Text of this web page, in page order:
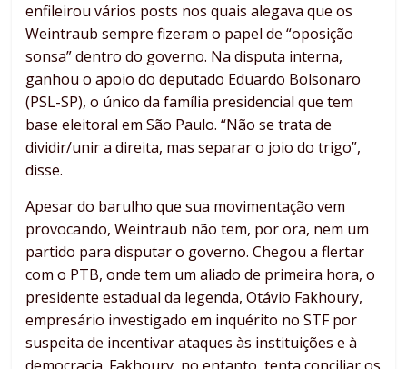
enfileirou vários posts nos quais alegava que os
Weintraub sempre fizeram o papel de “oposição
sonsa” dentro do governo. Na disputa interna,
ganhou o apoio do deputado Eduardo Bolsonaro
(PSL-SP), o único da família presidencial que tem
base eleitoral em São Paulo. “Não se trata de
dividir/unir a direita, mas separar o joio do trigo”,
disse.
Apesar do barulho que sua movimentação vem
provocando, Weintraub não tem, por ora, nem um
partido para disputar o governo. Chegou a flertar
com o PTB, onde tem um aliado de primeira hora, o
presidente estadual da legenda, Otávio Fakhoury,
empresário investigado em inquérito no STF por
suspeita de incentivar ataques às instituições e à